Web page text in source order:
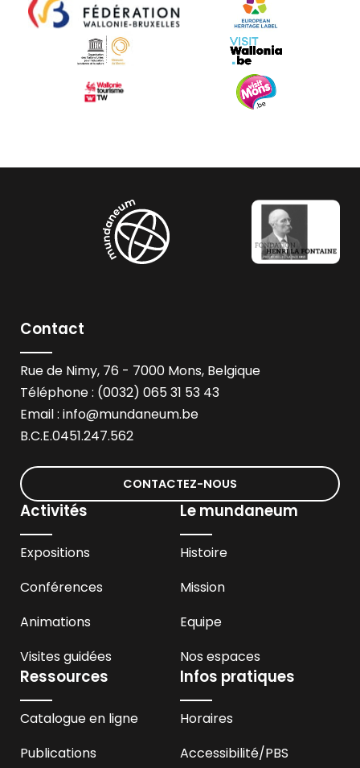
Contact
Rue de Nimy, 76 - 7000 Mons, Belgique
Téléphone : (0032) 065 31 53 43
Email : info@mundaneum.be
B.C.E.0451.247.562
CONTACTEZ-NOUS
Activités
Expositions
Conférences
Animations
Visites guidées
Le mundaneum
Histoire
Mission
Equipe
Nos espaces
Ressources
Catalogue en ligne
Publications
Infos pratiques
Horaires
Accessibilité/PBS